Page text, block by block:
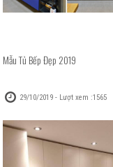
Mẫu Tủ Bếp Đẹp 2019
29/10/2019 - Lượt xem :1565